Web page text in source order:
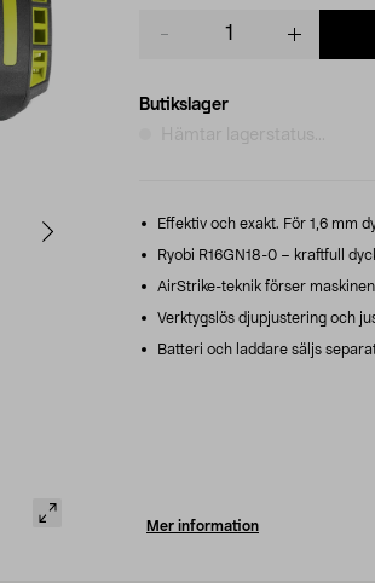
Butikslager
Hämtar lagerstatus...
Effektiv och exakt. För 1,6 mm
Ryobi R16GN18-0 – kraftfull
AirStrike-teknik förser
Verktygslös djupjustering och
Batteri och laddare säljs
Mer information